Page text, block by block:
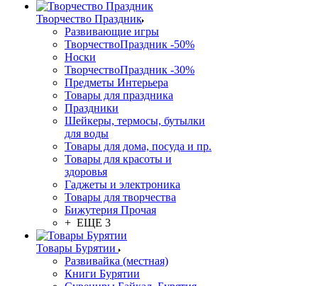
Творчество Праздник
Развивающие игры
ТворчествоПраздник -50%
Носки
ТворчествоПраздник -30%
Предметы Интерьера
Товары для праздника
Праздники
Шейкеры, термосы, бутылки
для воды
Товары для дома, посуда и пр.
Товары для красоты и
здоровья
Гаджеты и электроника
Товары для творчества
Бижутерия Прочая
+ ЕЩЕ 3
Товары Бурятии
Развивайка (местная)
Книги Бурятии